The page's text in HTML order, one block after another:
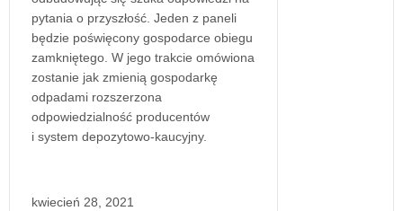
pytania o przyszłość. Jeden z paneli
będzie poświęcony gospodarce obiegu
zamkniętego. W jego trakcie omówiona
zostanie jak zmienią gospodarkę
odpadami rozszerzona
odpowiedzialność producentów
i system depozytowo-kaucyjny.
kwiecień 28, 2021